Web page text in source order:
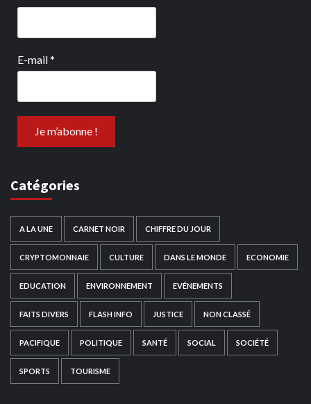
E-mail*
Catégories
A LA UNE CARNET NOIR CHIFFRE DU JOUR
CRYPTOMONNAIE CULTURE DANS LE MONDE ECONOMIE
EDUCATION ENVIRONNEMENT EVÉNEMENTS
FAITS DIVERS FLASH INFO JUSTICE NON CLASSÉ
PACIFIQUE POLITIQUE SANTÉ SOCIAL SOCIÉTÉ
SPORTS TOURISME